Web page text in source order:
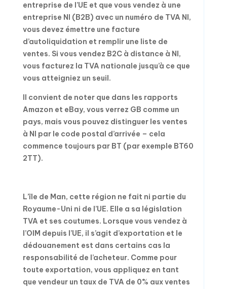
entreprise de l’UE et que vous vendez à une
entreprise NI (B2B) avec un numéro de TVA NI,
vous devez émettre une facture
d’autoliquidation et remplir une liste de
ventes. Si vous vendez B2C à distance à NI,
vous facturez la TVA nationale jusqu’à ce que
vous atteigniez un seuil.
Il convient de noter que dans les rapports
Amazon et eBay, vous verrez GB comme un
pays, mais vous pouvez distinguer les ventes
à NI par le code postal d’arrivée – cela
commence toujours par BT (par exemple BT60
2TT).
L’île de Man, cette région ne fait ni partie du
Royaume-Uni ni de l’UE. Elle a sa législation
TVA et ses coutumes. Lorsque vous vendez à
l’OIM depuis l’UE, il s’agit d’exportation et le
dédouanement est dans certains cas la
responsabilité de l’acheteur. Comme pour
toute exportation, vous appliquez en tant
que vendeur un taux de TVA de 0% aux ventes